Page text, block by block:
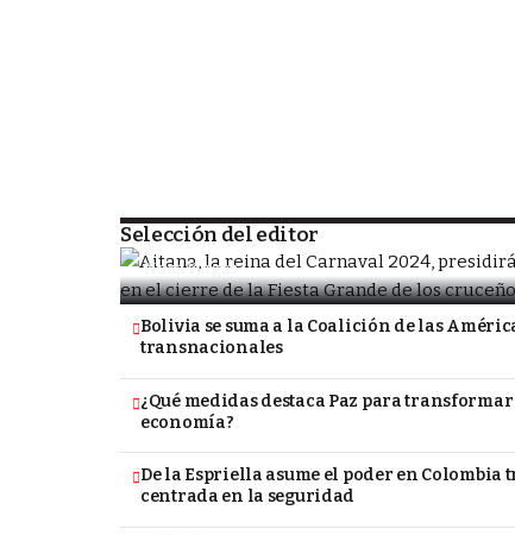
Selección del editor
tradicional Carnavalito
Nona Vargas
Bolivia se suma a la Coalición de las
transnacionales
¿Qué medidas destaca Paz para
economía?
De la Espriella asume el poder en Colombia
centrada en la seguridad